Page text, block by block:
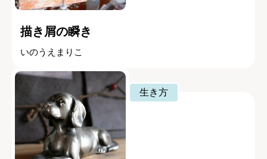
描き屑の瞬き
いのうえまりこ
生き方